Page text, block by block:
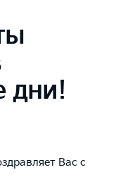
дни!
Вас с